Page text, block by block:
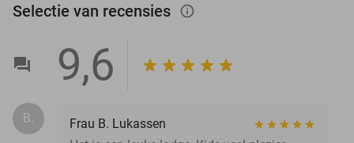
Selectie van recensies info_outlined
9,6
B.
Frau B. Lukassen